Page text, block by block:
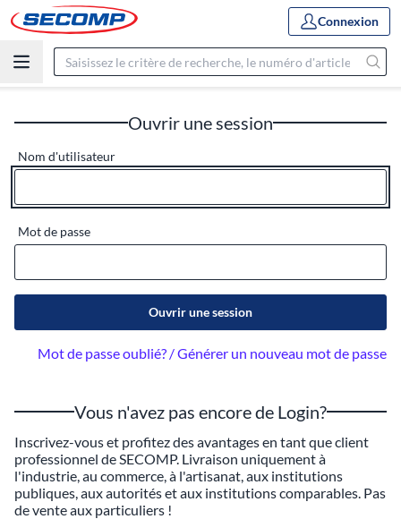
Connexion
Ouvrir une session
Nom d'utilisateur
Mot de passe
Ouvrir une session
Mot de passe oublié? / Générer un nouveau mot de passe
Vous n'avez pas encore de Login?
Inscrivez-vous et profitez des avantages en tant que client
professionnel de SECOMP. Livraison uniquement à
l'industrie, au commerce, à l'artisanat, aux institutions
publiques, aux autorités et aux institutions comparables. Pas
de vente aux particuliers !